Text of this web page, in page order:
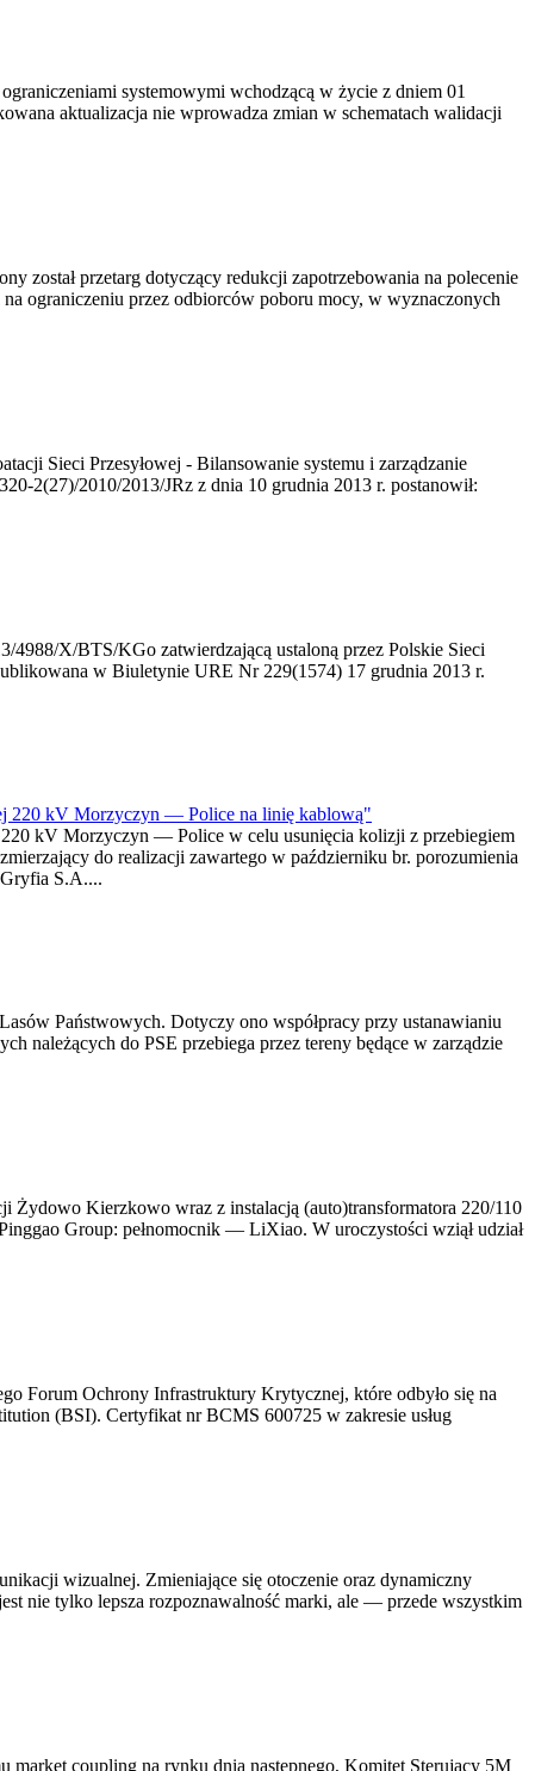
systemowymi wchodzącą w życie z dniem 01
aktualizacja nie wprowadza zmian w schematach walidacji
został przetarg dotyczący redukcji zapotrzebowania na polecenie
ograniczeniu przez odbiorców poboru mocy, w wyznaczonych
Sieci Przesyłowej - Bilansowanie systemu i zarządzanie
2(27)/2010/2013/JRz z dnia 10 grudnia 2013 r. postanowił:
4988/X/BTS/KGo zatwierdzającą ustaloną przez Polskie Sieci
w Biuletynie URE Nr 229(1574) 17 grudnia 2013 r.
220 kV Morzyczyn — Police na linię kablową"
220 kV Morzyczyn — Police w celu usunięcia kolizji z przebiegiem
do realizacji zawartego w październiku br. porozumienia
S.A....
Państwowych. Dotyczy ono współpracy przy ustanawianiu
należących do PSE przebiega przez tereny będące w zarządzie
Kierzkowo wraz z instalacją (auto)transformatora 220/110
Group: pełnomocnik — LiXiao. W uroczystości wziął udział
Forum Ochrony Infrastruktury Krytycznej, które odbyło się na
(BSI). Certyfikat nr BCMS 600725 w zakresie usług
wizualnej. Zmieniające się otoczenie oraz dynamiczny
nie tylko lepsza rozpoznawalność marki, ale — przede wszystkim
market coupling na rynku dnia następnego, Komitet Sterujący 5M